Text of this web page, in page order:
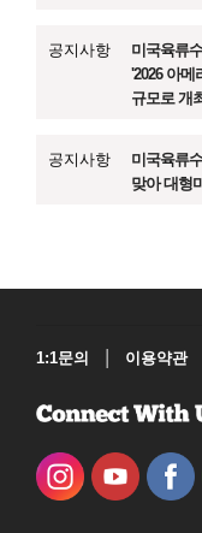
공지사항
미국육류
'2026 아메
규모로 개
공지사항
미국육류
맞아 대형
1:1문의 이용약관